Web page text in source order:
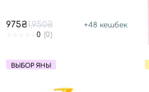
975₴1,950₴ +48 кешбек
0 (0)
ВЫБОР ЯНЫ